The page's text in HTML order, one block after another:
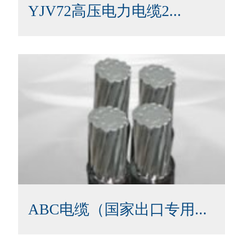
YJV72高压电力电缆2...
ABC电缆（国家出口专用...